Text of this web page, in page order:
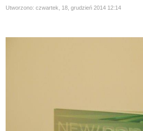
Utworzono: czwartek, 18, grudzień 2014 12:14